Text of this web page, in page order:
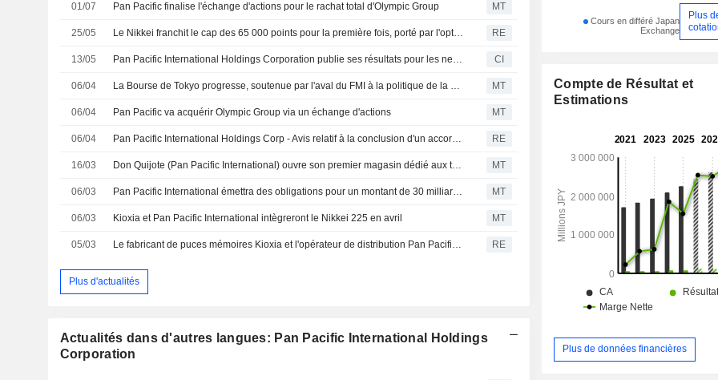
01/07 Pan Pacific finalise l'échange d'actions pour le rachat total d'Olympic Group MT
25/05 Le Nikkei franchit le cap des 65 000 points pour la première fois, porté par l'optimisme sur l'Iran RE
13/05 Pan Pacific International Holdings Corporation publie ses résultats pour les neuf mois clos le 31 mars 2026 CI
06/04 La Bourse de Tokyo progresse, soutenue par l'aval du FMI à la politique de la BoJ MT
06/04 Pan Pacific va acquérir Olympic Group via un échange d'actions MT
06/04 Pan Pacific International Holdings Corp - Avis relatif à la conclusion d'un accord d'échange d'actions entre Pan Pacific International Holdings Corporation (PPIH) et Olympic Group Corporation, et modification du statut de filiale de PPIH RE
16/03 Don Quijote (Pan Pacific International) ouvre son premier magasin dédié aux touristes du Kansai au centre de Kyoto MT
06/03 Pan Pacific International émettra des obligations pour un montant de 30 milliards de yens MT
06/03 Kioxia et Pan Pacific International intègreront le Nikkei 225 en avril MT
05/03 Le fabricant de puces mémoires Kioxia et l'opérateur de distribution Pan Pacific intègreront l'indice Nikkei RE
Plus d'actualités
Actualités dans d'autres langues: Pan Pacific International Holdings
Corporation
Cours en différé Japan
Exchange
Plus
Compte de Résultat et
Estimations
Plus de données financières